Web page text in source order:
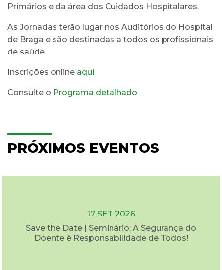
Primários e da área dos Cuidados Hospitalares.
As Jornadas terão lugar nos Auditórios do Hospital
de Braga e são destinadas a todos os profissionais
de saúde.
Inscrições online aqui
Consulte o Programa detalhado
PRÓXIMOS EVENTOS
17 SET 2026
Save the Date | Seminário: A Segurança do
Doente é Responsabilidade de Todos!